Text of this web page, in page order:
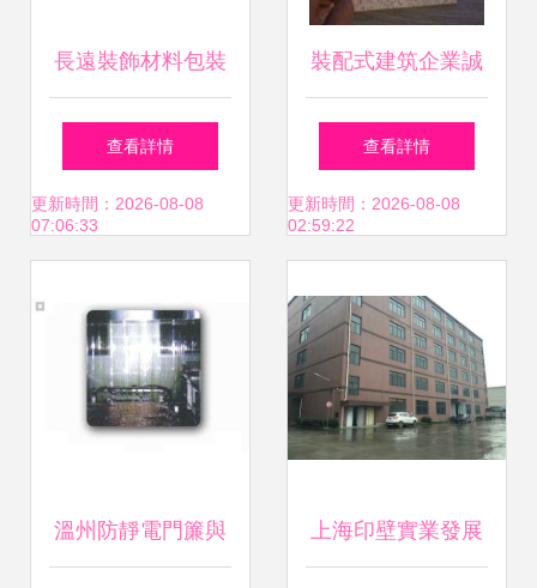
長遠裝飾材料包裝
材料泡沫板 建筑裝
飾材料的創新與實
查看詳情
更新時間：2026-08-08
07:06:33
裝配式建筑企業誠
邀生產商，共筑綠
色建筑裝飾材料新
查看詳情
更新時間：2026-08-08
02:59:22
溫州防靜電門簾與 上海印壁實業發展